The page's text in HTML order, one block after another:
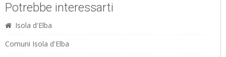
Potrebbe interessarti
Isola d'Elba
Comuni Isola d'Elba